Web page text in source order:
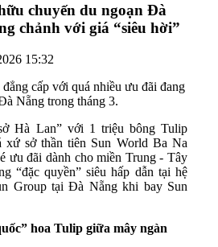
chuyến du ngoạn Đà
chảnh với giá “siêu hời”
15:32
cấp với quá nhiều ưu đãi đang
Nẵng trong tháng 3.
Hà Lan” với 1 triệu bông Tulip
xứ sở thần tiên Sun World Ba Na
ưu đãi dành cho miền Trung - Tây
“đặc quyền” siêu hấp dẫn tại hệ
Group tại Đà Nẵng khi bay Sun
hoa Tulip giữa mây ngàn